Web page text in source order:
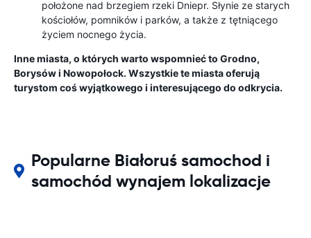
położone nad brzegiem rzeki Dniepr. Słynie ze starych
kościołów, pomników i parków, a także z tętniącego
życiem nocnego życia.
Inne miasta, o których warto wspomnieć to Grodno,
Borysów i Nowopołock. Wszystkie te miasta oferują
turystom coś wyjątkowego i interesującego do odkrycia.
Popularne Białoruś samochod i
samochód wynajem lokalizacje